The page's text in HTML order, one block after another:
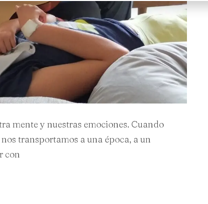
mente y nuestras emociones. Cuando
transportamos a una época, a un
con